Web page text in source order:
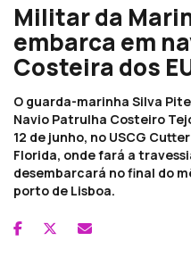
Militar da
embarca em
Costeira dos
O guarda-marinha Silva
Navio Patrulha Costeiro
12 de junho, no USCG
Florida, onde fará a
desembarcará no final do
porto de Lisboa.